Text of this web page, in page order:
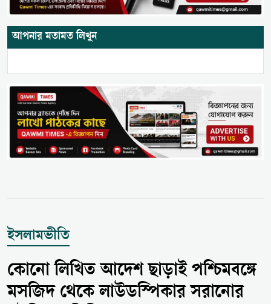
আপনার মতামত লিখুন
ইসলামভীতি
কোনো লিখিত আদেশ ছাড়াই পশ্চিমবঙ্গে
মসজিদ থেকে লাউডস্পিকার সরানোর